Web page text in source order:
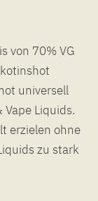
von 70% VG
universell
Liquids.
erzielen ohne
zu stark